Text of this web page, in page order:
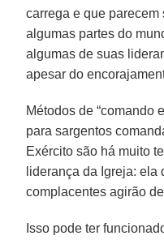
carrega e que
algumas partes do
algumas de suas
apesar do
Métodos de “comando
para sargentos
Exército são há muito
liderança da Igreja: ela
complacentes agirão
Isso pode ter